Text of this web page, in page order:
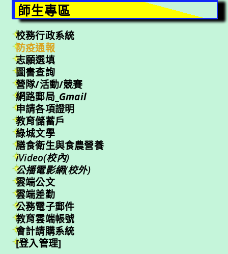
師生專區
校務行政系統
防疫通報
志願選填
圖書查詢
營隊/活動/競賽
網路郵局_ Gmail
申請各項證明
教育儲蓄戶
綠城文學
膳食衛生與食農營養
iVideo(校內)
公播電影網(校外)
雲端公文
雲端差勤
公務電子郵件
教育雲端帳號
會計請購系統
[登入管理]